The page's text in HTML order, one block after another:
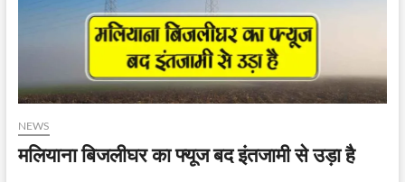
गिरफ्तार
NEWS
मलियाना बिजलीघर का फ्यूज बद इंतजामी से उड़ा है